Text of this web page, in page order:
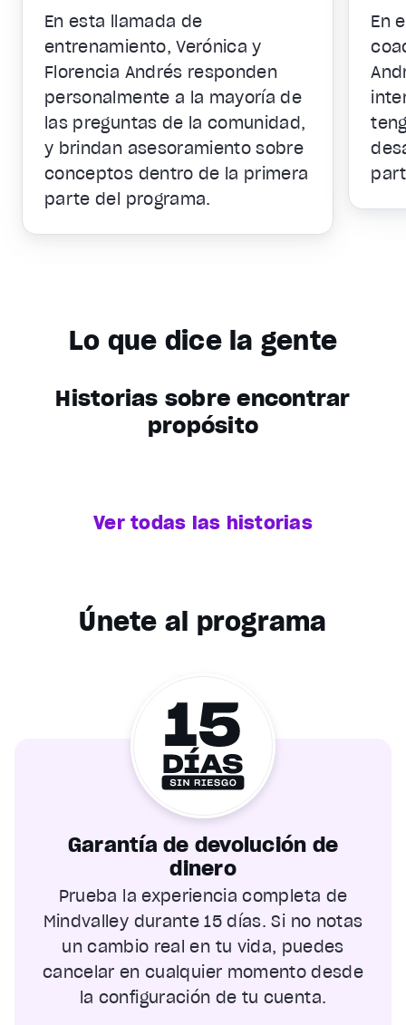
En esta llamada de
entrenamiento, Verónica y
Florencia Andrés responden
personalmente a la mayoría de
las preguntas de la comunidad,
y brindan asesoramiento sobre
conceptos dentro de la primera
parte del programa.
En
Lo que dice la gente
Historias sobre encontrar
propósito
Ver todas las historias
Únete al programa
Garantía de devolución de
dinero
Prueba la experiencia completa de
Mindvalley durante 15 días. Si no notas
un cambio real en tu vida, puedes
cancelar en cualquier momento desde
la configuración de tu cuenta.